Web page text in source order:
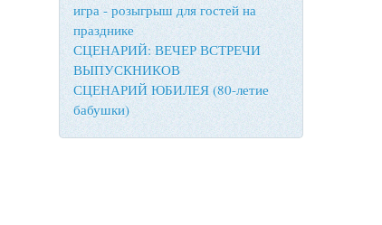
игра - розыгрыш для гостей на
празднике
СЦЕНАРИЙ: ВЕЧЕР ВСТРЕЧИ
ВЫПУСКНИКОВ
СЦЕНАРИЙ ЮБИЛЕЯ (80-летие
бабушки)